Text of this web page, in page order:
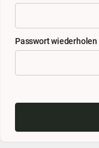
Passwort wiederholen